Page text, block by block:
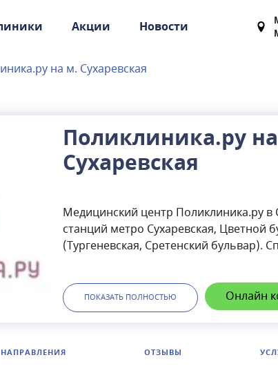
Акции Новости
на м. Сухаревская
Поликлиника.ру
Сухаревская
Медицинский центр Поликлиника.ру в
станций метро Сухаревская, Цветной
(Тургеневская, Сретенский бульвар).
офтальмологии, кардиологии и
пройти ФГДС, МРТ, рентген,
инструментальной и лабораторной
ПОКАЗАТЬ ПОЛНОСТЬЮ Онлайн
НАПРАВЛЕНИЯ ОТЗЫВЫ